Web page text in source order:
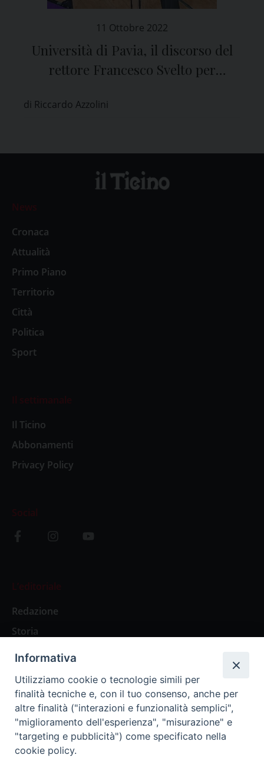
11 Ottobre 2022
Università di Pavia, il discorso del
rettore Francesco Svelto per
2022-2023
di Riccardo Azzolini
News
Cronaca
Attualità
Primo Piano
Territorio
Città
Politica
Sport
Il settimanale
Il Ticino
Abbonamenti
Privacy Policy
Social
L’editoriale
Redazione
Storia
Abbonamenti
Abbonamento Annuale Digitale
Abbonamento Annuale Cartaceo
Abbonamento Singola Copia Digitale
Informativa
Utilizziamo cookie o tecnologie simili per
finalità tecniche e, con il tuo consenso, anche per
altre finalità ("interazioni e funzionalità semplici",
"miglioramento dell'esperienza", "misurazione" e
"targeting e pubblicità") come specificato nella
cookie policy.